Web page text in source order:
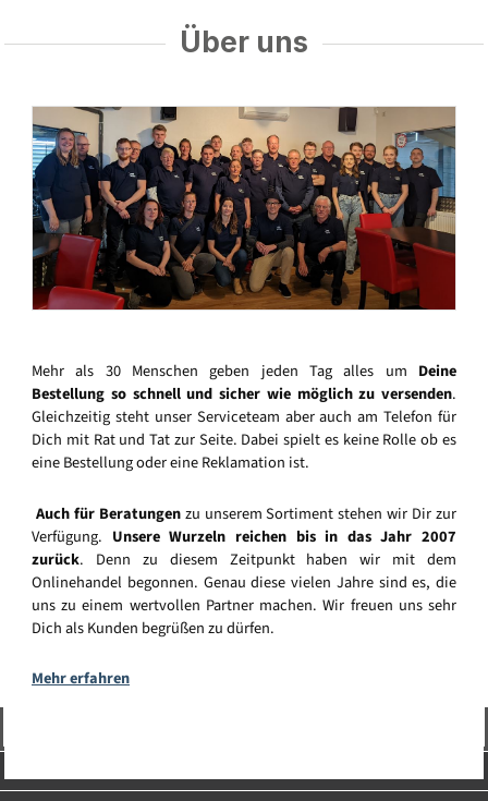
Über uns
Mehr als 30 Menschen geben jeden Tag alles um Deine
Bestellung so schnell und sicher wie möglich zu versenden.
Gleichzeitig steht unser Serviceteam aber auch am Telefon für
Dich mit Rat und Tat zur Seite. Dabei spielt es keine Rolle ob es
eine Bestellung oder eine Reklamation ist.
Auch für Beratungenzu unserem Sortiment stehen wir Dir zur
Verfügung. Unsere Wurzeln reichen bis in das Jahr 2007
zurück. Denn zu diesem Zeitpunkt haben wir mit dem
Onlinehandel begonnen. Genau diese vielen Jahre sind es, die
uns zu einem wertvollen Partner machen. Wir freuen uns sehr
Dich als Kunden begrüßen zu dürfen.
Mehr erfahren